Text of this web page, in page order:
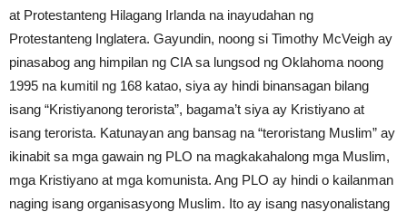
at Protestanteng Hilagang Irlanda na inayudahan ng
Protestanteng Inglatera. Gayundin, noong si Timothy McVeigh ay
pinasabog ang himpilan ng CIA sa lungsod ng Oklahoma noong
1995 na kumitil ng 168 katao, siya ay hindi binansagan bilang
isang “Kristiyanong terorista”, bagama’t siya ay Kristiyano at
isang terorista. Katunayan ang bansag na “teroristang Muslim” ay
ikinabit sa mga gawain ng PLO na magkakahalong mga Muslim,
mga Kristiyano at mga komunista. Ang PLO ay hindi o kailanman
naging isang organisasyong Muslim. Ito ay isang nasyonalistang